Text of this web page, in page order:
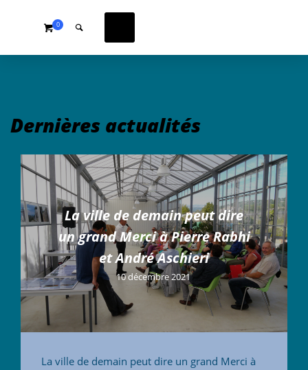
0
Dernières actualités
La ville de demain peut dire
un grand Merci à Pierre Rabhi
et André Aschieri
10 décembre 2021
La ville de demain peut dire un grand Merci à